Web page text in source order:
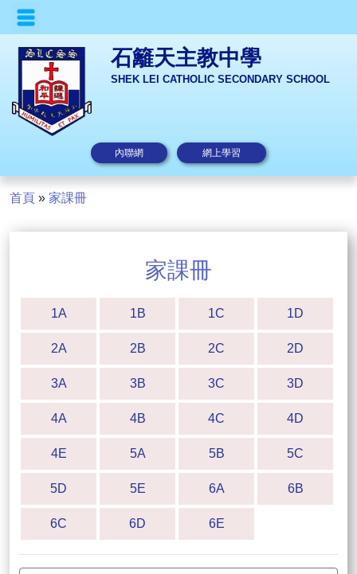
石籬天主教中學
SHEK LEI CATHOLIC SECONDARY SCHOOL
內聯網 網上學習
首頁 » 家課冊
家課冊
1A 1B 1C 1D
2A 2B 2C 2D
3A 3B 3C 3D
4A 4B 4C 4D
4E 5A 5B 5C
5D 5E 6A 6B
6C 6D 6E